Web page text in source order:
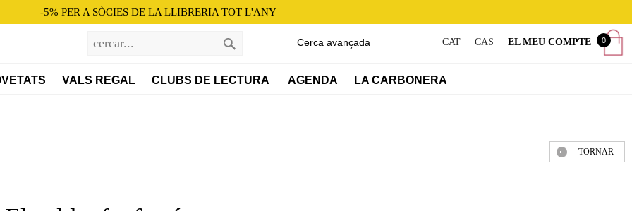
-5% PER A SÒCIES DE LA LLIBRERIA TOT L'ANY
CAT CAS EL MEU COMPTE 0
VALS REGAL CLUBS DE LECTURA AGENDA LA CARBONERA
Cerca avançada
TORNAR